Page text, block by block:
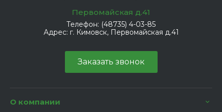
Первомайская д.41
Телефон: (48735) 4-03-85
Адрес: г. Кимовск, Первомайская д.41
Заказать звонок
О компании